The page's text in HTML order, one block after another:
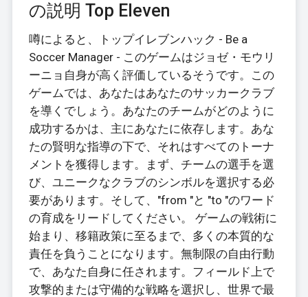
の説明 Top Eleven
噂によると、トップイレブンハック - Be a
Soccer Manager - このゲームはジョゼ・モウリ
ーニョ自身が高く評価しているそうです。この
ゲームでは、あなたはあなたのサッカークラブ
を導くでしょう。あなたのチームがどのように
成功するかは、主にあなたに依存します。あな
たの賢明な指導の下で、それはすべてのトーナ
メントを獲得します。まず、チームの選手を選
び、ユニークなクラブのシンボルを選択する必
要があります。そして、"from "と "to "のワード
の育成をリードしてください。 ゲームの戦術に
始まり、移籍政策に至るまで、多くの本質的な
責任を負うことになります。無制限の自由行動
で、あなた自身に任されます。フィールド上で
攻撃的または守備的な戦略を選択し、世界で最